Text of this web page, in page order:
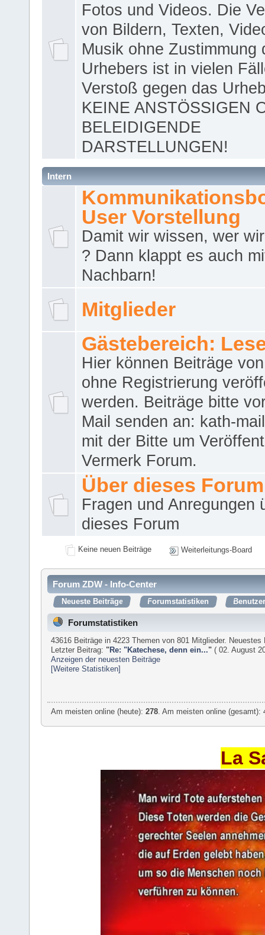
Fotos und Videos. Die
von Bildern, Texten,
Musik ohne Zustimmung
Urhebers ist in vielen
Verstoß gegen das
KEINE ANSTÖSSIGEN
BELEIDIGENDE
DARSTELLUNGEN!
Intern
User Vorstellung
Damit wir wissen, wer
? Dann klappt es auch
Nachbarn!
Mitglieder
Gästebereich:
Hier können Beiträge
ohne Registrierung
werden. Beiträge bitte
Mail senden an: kath-
mit der Bitte um
Vermerk Forum.
Über dieses Forum
Fragen und Anregungen
dieses Forum
Keine neuen Beiträge Weiterleitungs-Board
Forum ZDW - Info-Center
Neueste Beiträge Forumstatistiken
Forumstatistiken
43616 Beiträge in 4223 Themen von 801 Mitglieder.
Letzter Beitrag: "Re: "Katechese, denn ein..." ( 02. August
Anzeigen der neuesten Beiträge
[Weitere Statistiken]
Am meisten online (heute):278 . Am meisten online
La